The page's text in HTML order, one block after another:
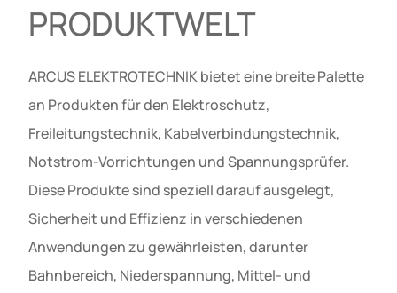
PRODUKTWELT
ARCUS ELEKTROTECHNIK bietet eine breite Palette
an Produkten für den Elektroschutz,
Freileitungstechnik, Kabelverbindungstechnik,
Notstrom-Vorrichtungen und Spannungsprüfer.
Diese Produkte sind speziell darauf ausgelegt,
Sicherheit und Effizienz in verschiedenen
Anwendungen zu gewährleisten, darunter
Bahnbereich, Niederspannung, Mittel- und